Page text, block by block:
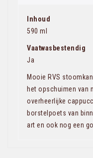
Inhoud
590 ml
Vaatwasbestendig
Ja
Mooie RVS
het opschuimen van
overheerlijke
borstelpoets van
art en ook nog een